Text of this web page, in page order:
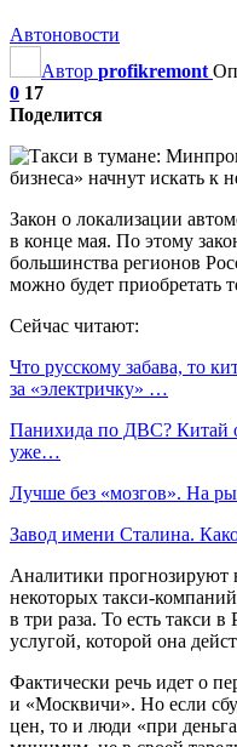
Автоновости
Автор profikremont
0 17
Поделится
Закон о локализации
в конце мая. По этому
большинства регионов
можно будет приобретать
Сейчас читают:
Что русскому забава, то
за «электричку» …
Панихида по ДВС? Китай
уже…
Лучше без «мозгов». На
Завод имени Сталина.
Аналитики прогнозируют
некоторых такси-
в три раза. То есть такси
услугой, которой она
Фактически речь идет о
и «Москвичи». Но если
цен, то и люди «при